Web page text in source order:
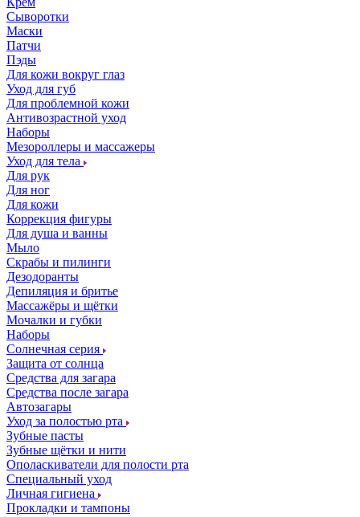
Сыворотки
Маски
Патчи
Пэды
Для кожи вокруг глаз
Уход для губ
Для проблемной кожи
Антивозрастной уход
Наборы
Мезороллеры и массажеры
Уход для тела
Для рук
Для ног
Для кожи
Коррекция фигуры
Для душа и ванны
Мыло
Скрабы и пилинги
Дезодоранты
Депиляция и бритье
Массажёры и щётки
Мочалки и губки
Наборы
Солнечная серия
Защита от солнца
Средства для загара
Средства после загара
Автозагары
Уход за полостью рта
Зубные пасты
Зубные щётки и нити
Ополаскиватели для полости рта
Специальный уход
Личная гигиена
Прокладки и тампоны